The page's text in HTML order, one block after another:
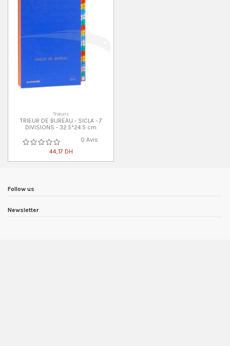
Trieurs
TRIEUR DE BUREAU - SICLA - 7
DIVISIONS - 32.5*24.5 cm
0 Avis
44,17 DH
Follow us
Newsletter